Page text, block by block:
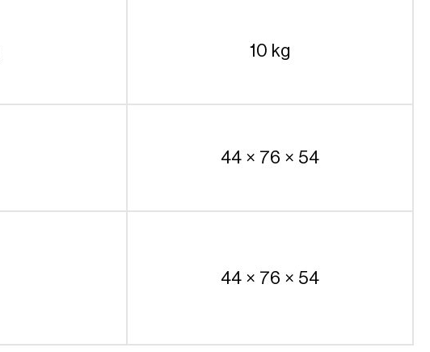
10 kg
44 × 76 × 54
44 × 76 × 54